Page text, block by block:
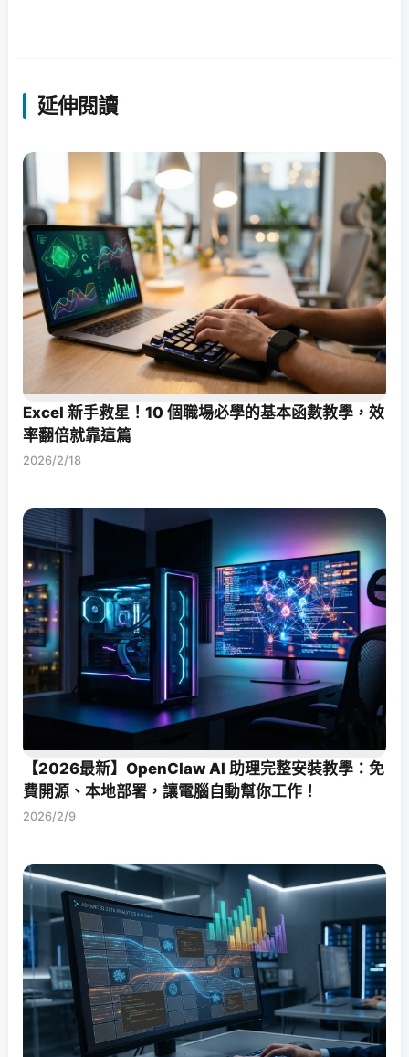
延伸閱讀
Excel 新手救星！10 個職場必學的基本函數教學，效
率翻倍就靠這篇
2026/2/18
【2026最新】OpenClaw AI 助理完整安裝教學：免
費開源、本地部署，讓電腦自動幫你工作！
2026/2/9